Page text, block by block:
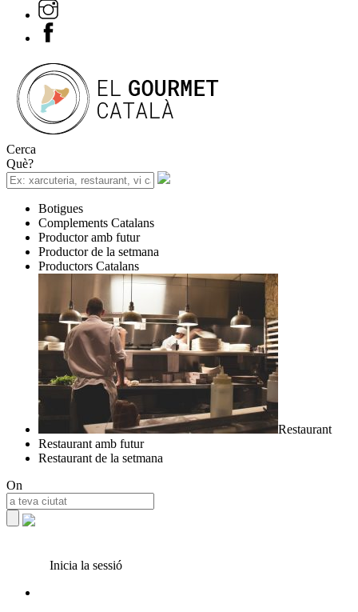
Cerca
Què?
Botigues
Complements Catalans
Productor amb futur
Productor de la setmana
Productors Catalans
Restaurant
Restaurant amb futur
Restaurant de la setmana
On
Inicia la sessió